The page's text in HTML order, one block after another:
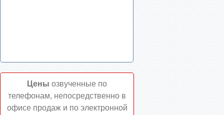
Цены озвученные по
телефонам, непосредственно в
офисе продаж и по электронной